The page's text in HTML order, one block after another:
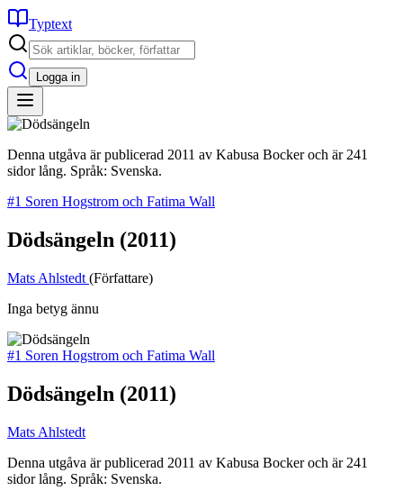
Typtext
Logga in
Denna utgåva är publicerad 2011 av Kabusa Bocker och är 241
sidor lång. Språk: Svenska.
#1 Soren Hogstrom och Fatima Wall
Dödsängeln (2011)
Mats Ahlstedt (Författare)
Inga betyg ännu
#1 Soren Hogstrom och Fatima Wall
Dödsängeln (2011)
Mats Ahlstedt
Denna utgåva är publicerad 2011 av Kabusa Bocker och är 241
sidor lång. Språk: Svenska.